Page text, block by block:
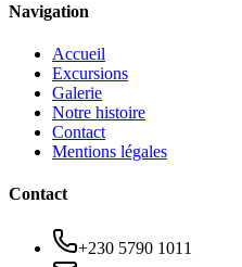
Navigation
Accueil
Excursions
Galerie
Notre histoire
Contact
Mentions légales
Contact
+230 5790 1011